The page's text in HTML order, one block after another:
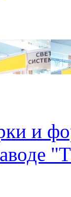
и